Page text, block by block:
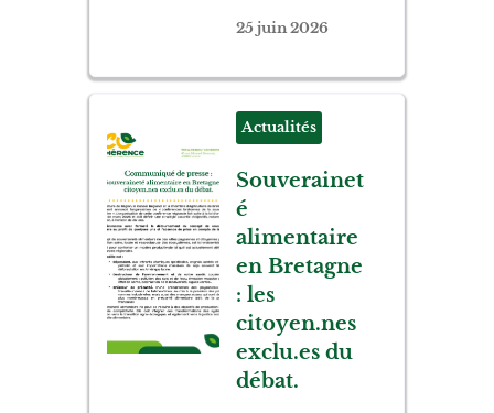
25 juin 2026
Souverainet
é
alimentaire
en Bretagne
: les
citoyen.nes
exclu.es du
débat.
Actualités